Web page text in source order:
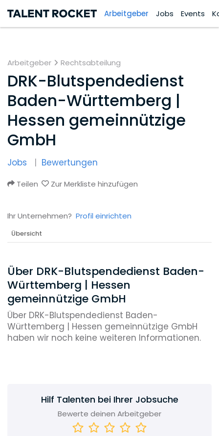
Arbeitgeber Jobs Events
Arbeitgeber Rechtsabteilung
DRK-Blutspendedienst
Baden-Württemberg |
Hessen gemeinnützige
GmbH
Jobs Bewertungen
Teilen Zur Merkliste hinzufügen
Ihr Unternehmen? Profil einrichten
Übersicht
Über DRK-Blutspendedienst Baden-
Württemberg | Hessen
gemeinnützige GmbH
Über DRK-Blutspendedienst Baden-
Württemberg | Hessen gemeinnützige GmbH
haben wir noch keine weiteren Informationen.
Hilf Talenten bei Ihrer Jobsuche
Bewerte deinen Arbeitgeber